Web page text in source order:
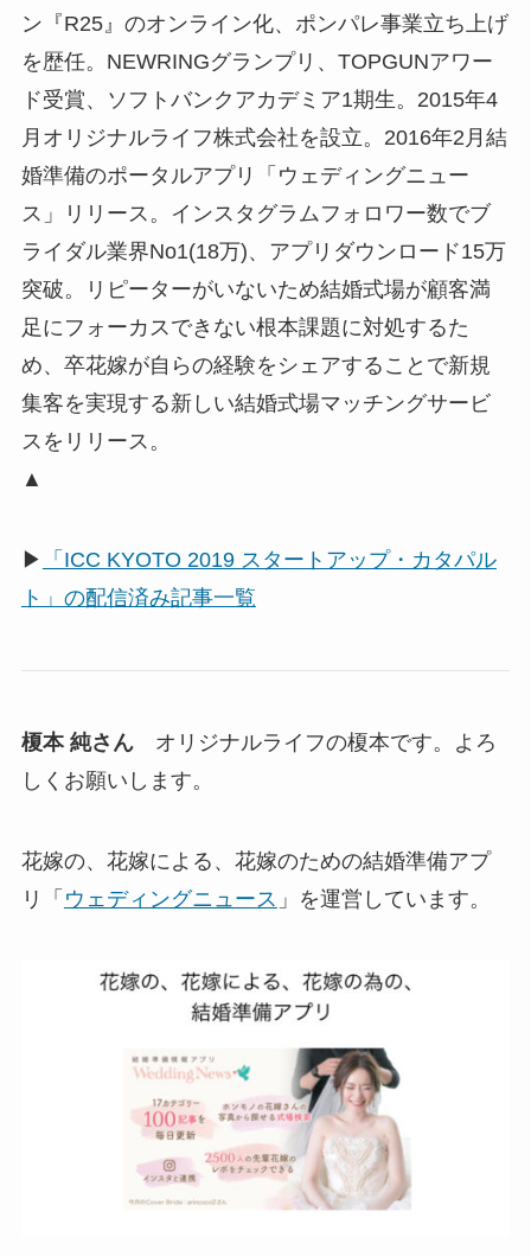
ン『R25』のオンライン化、ポンパレ事業立ち上げ
を歴任。NEWRINGグランプリ、TOPGUNアワー
ド受賞、ソフトバンクアカデミア1期生。2015年4
月オリジナルライフ株式会社を設立。2016年2月結
婚準備のポータルアプリ「ウェディングニュー
ス」リリース。インスタグラムフォロワー数でブ
ライダル業界No1(18万)、アプリダウンロード15万
突破。リピーターがいないため結婚式場が顧客満
足にフォーカスできない根本課題に対処するた
め、卒花嫁が自らの経験をシェアすることで新規
集客を実現する新しい結婚式場マッチングサービ
スをリリース。
▲
▶
「ICC KYOTO 2019 スタートアップ・カタパル
ト」の配信済み記事一覧
榎本 純さんオリジナルライフの榎本です。よろ
しくお願いします。
花嫁の、花嫁による、花嫁のための結婚準備アプ
リ「 ウェディングニュース 」を運営しています。